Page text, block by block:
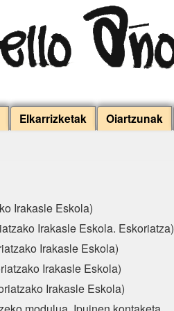
Elkarrizketak Oiartzunak
Irakasle Eskola)
Irakasle Eskola. Eskoriatza)
Irakasle Eskola)
Irakasle Eskola)
Irakasle Eskola)